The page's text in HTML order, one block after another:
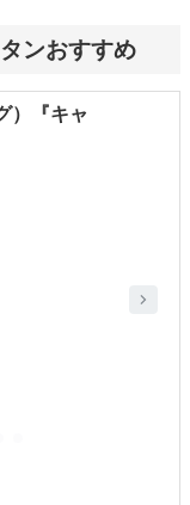
ンおすすめ
）『キャ